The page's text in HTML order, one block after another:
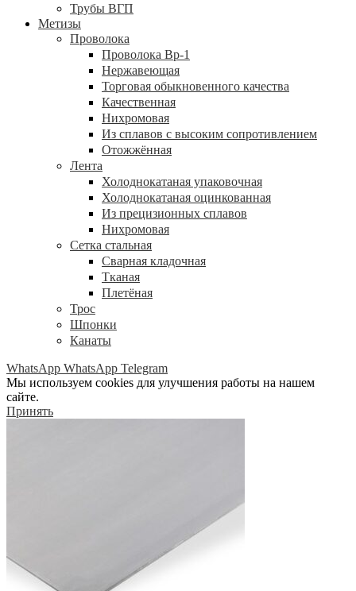
Трубы ВГП
Метизы
Проволока
Проволока Вр-1
Нержавеющая
Торговая обыкновенного качества
Качественная
Нихромовая
Из сплавов с высоким сопротивлением
Отожжённая
Лента
Холоднокатаная упаковочная
Холоднокатаная оцинкованная
Из прецизионных сплавов
Нихромовая
Сетка стальная
Сварная кладочная
Тканая
Плетёная
Трос
Шпонки
Канаты
WhatsApp WhatsApp Telegram
Мы используем cookies для улучшения работы на нашем
сайте.
Принять